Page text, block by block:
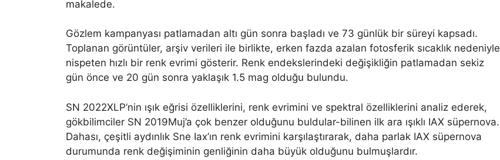
makalede.
Gözlem kampanyası patlamadan altı gün sonra başladı ve 73 günlük bir süreyi kapsadı.
Toplanan görüntüler, arşiv verileri ile birlikte, erken fazda azalan fotosferik sıcaklık nedeniyle
nispeten hızlı bir renk evrimi gösterir. Renk endekslerindeki değişikliğin patlamadan sekiz
gün önce ve 20 gün sonra yaklaşık 1.5 mag olduğu bulundu.
SN 2022XLP’nin ışık eğrisi özelliklerini, renk evrimini ve spektral özelliklerini analiz ederek,
gökbilimciler SN 2019Muj’a çok benzer olduğunu buldular-bilinen ilk ara ışıklı IAX süpernova.
Dahası, çeşitli aydınlık Sne Iax’ın renk evrimini karşılaştırarak, daha parlak IAX süpernova
durumunda renk değişiminin genliğinin daha büyük olduğunu bulmuşlardır.